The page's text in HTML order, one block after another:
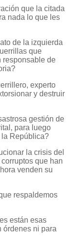
que la citada
nada lo que les
de la izquierda
que
responsable de
experto
y destruir
gestión de
para luego
la República?
la crisis del
que han
venden su
respaldemos
están esas
órdenes ni para